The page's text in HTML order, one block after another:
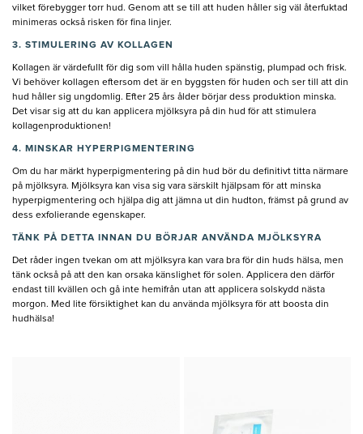
vilket förebygger torr hud. Genom att se till att huden håller sig väl återfuktad
minimeras också risken för fina linjer.
3. STIMULERING AV KOLLAGEN
Kollagen är värdefullt för dig som vill hålla huden spänstig, plumpad och frisk.
Vi behöver kollagen eftersom det är en byggsten för huden och ser till att din
hud håller sig ungdomlig. Efter 25 års ålder börjar dess produktion minska.
Det visar sig att du kan applicera mjölksyra på din hud för att stimulera
kollagenproduktionen!
4. MINSKAR HYPERPIGMENTERING
Om du har märkt hyperpigmentering på din hud bör du definitivt titta närmare
på mjölksyra. Mjölksyra kan visa sig vara särskilt hjälpsam för att minska
hyperpigmentering och hjälpa dig att jämna ut din hudton, främst på grund av
dess exfolierande egenskaper.
TÄNK PÅ DETTA INNAN DU BÖRJAR ANVÄNDA MJÖLKSYRA
Det råder ingen tvekan om att mjölksyra kan vara bra för din huds hälsa, men
tänk också på att den kan orsaka känslighet för solen. Applicera den därför
endast till kvällen och gå inte hemifrån utan att applicera solskydd nästa
morgon. Med lite försiktighet kan du använda mjölksyra för att boosta din
hudhälsa!